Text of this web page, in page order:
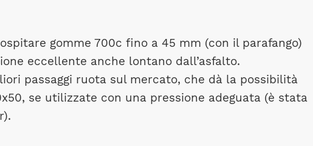
gomme 700c fino a 45 mm (con il parafango)
eccellente anche lontano dall’asfalto.
passaggi ruota sul mercato, che dà la possibilità
se utilizzate con una pressione adeguata (è stata